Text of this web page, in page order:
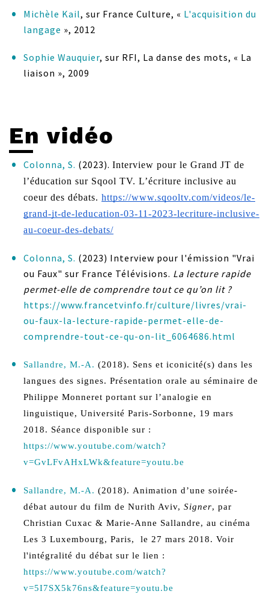
Michèle Kail, sur France Culture, « L'acquisition du
langage », 2012
Sophie Wauquier, sur RFI, La danse des mots, « La
liaison », 2009
En vidéo
Colonna, S. (2023). Interview pour le Grand JT de
l’éducation sur Sqool TV. L’écriture inclusive au
coeur des débats. https://www.sqooltv.com/videos/le-
grand-jt-de-leducation-03-11-2023-lecriture-inclusive-
au-coeur-des-debats/
Colonna, S. (2023) Interview pour l'émission "Vrai
ou Faux" sur France Télévisions. La lecture rapide
permet-elle de comprendre tout ce qu’on lit ?
https://www.francetvinfo.fr/culture/livres/vrai-
ou-faux-la-lecture-rapide-permet-elle-de-
comprendre-tout-ce-qu-on-lit_6064686.html
Sallandre, M.-A. (2018). Sens et iconicité(s) dans les
langues des signes. Présentation orale au séminaire de
Philippe Monneret portant sur l’analogie en
linguistique, Université Paris-Sorbonne, 19 mars
2018. Séance disponible sur :
https://www.youtube.com/watch?
v=GvLFvAHxLWk&feature=youtu.be
Sallandre, M.-A. (2018). Animation d’une soirée-
débat autour du film de Nurith Aviv, Signer, par
Christian Cuxac & Marie-Anne Sallandre, au cinéma
Les 3 Luxembourg, Paris, le 27 mars 2018. Voir
l'intégralité du débat sur le lien :
https://www.youtube.com/watch?
v=5I7SX5k76ns&feature=youtu.be